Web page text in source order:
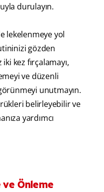
durulayın.
lekelenmeye yol
gözden
kez fırçalamayı,
ve düzenli
unutmayın.
belirleyebilir ve
yardımcı
Önleme